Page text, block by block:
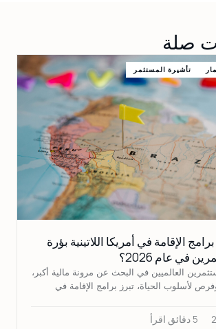
صلة
تأشيرة المستثمر
الإقامة في أمريكا اللاتينية بؤرة
في عام 2026؟
العالميين في البحث عن مرونة مالية أكبر،
لأسلوب الحياة، تبرز برامج الإقامة في
5 دقائق اقرأ